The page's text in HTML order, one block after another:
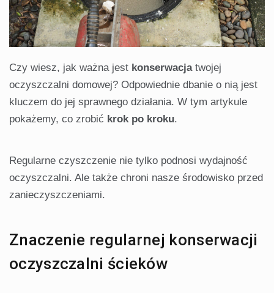
Czy wiesz, jak ważna jest konserwacjatwojej
oczyszczalni domowej? Odpowiednie dbanie o nią jest
kluczem do jej sprawnego działania. W tym artykule
pokażemy, co zrobić krok po kroku.
Regularne czyszczenie nie tylko podnosi wydajność
oczyszczalni. Ale także chroni nasze środowisko przed
zanieczyszczeniami.
Znaczenie regularnej konserwacji
oczyszczalni ścieków